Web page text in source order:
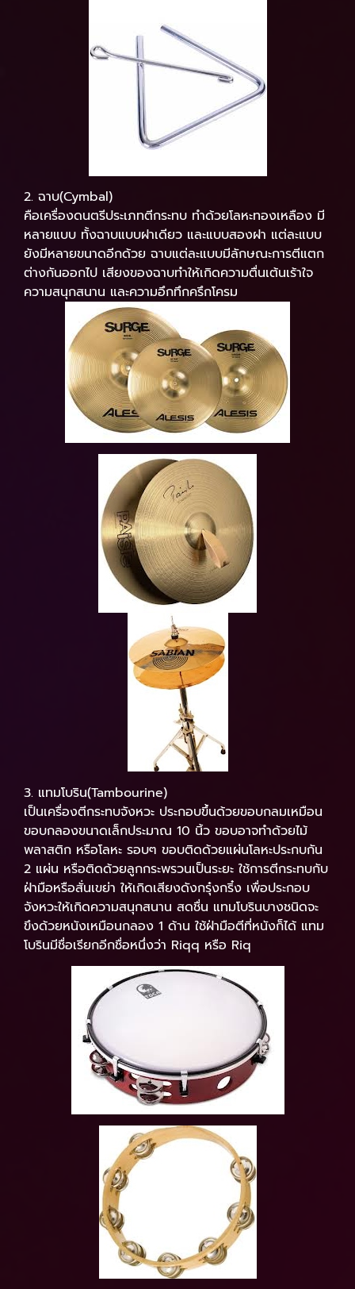
2. ฉาบ(Cymbal)
คือเครื่องดนตรีประเภทตีกระทบ ทำด้วยโลหะทองเหลือง มี
หลายแบบ ทั้งฉาบแบบฝาเดียว และแบบสองฝา แต่ละแบบ
ยังมีหลายขนาดอีกด้วย ฉาบแต่ละแบบมีลักษณะการตีแตก
ต่างกันออกไป เสียงของฉาบทำให้เกิดความตื่นเต้นเร้าใจ
ความสนุกสนาน และความอึกทึกครึกโครม
3. แทมโบริน(Tambourine)
เป็นเครื่องตีกระทบจังหวะ ประกอบขึ้นด้วยขอบกลมเหมือน
ขอบกลองขนาดเล็กประมาณ 10 นิ้ว ขอบอาจทำด้วยไม้
พลาสติก หรือโลหะ รอบๆ ขอบติดด้วยแผ่นโลหะประกบกัน
2 แผ่น หรือติดด้วยลูกกระพรวนเป็นระยะ ใช้การตีกระทบกับ
ฝ่ามือหรือสั่นเขย่า ให้เกิดเสียงดังกรุ๋งกริ๋ง เพื่อประกอบ
จังหวะให้เกิดความสนุกสนาน สดชื่น แทมโบรินบางชนิดจะ
ขึงด้วยหนังเหมือนกลอง 1 ด้าน ใช้ฝ่ามือตีที่หนังก็ได้ แทม
โบรินมีชื่อเรียกอีกชื่อหนึ่งว่า Riqq หรือ Riq